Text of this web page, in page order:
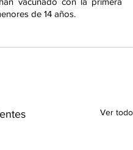
de 14 años.
Ver todo